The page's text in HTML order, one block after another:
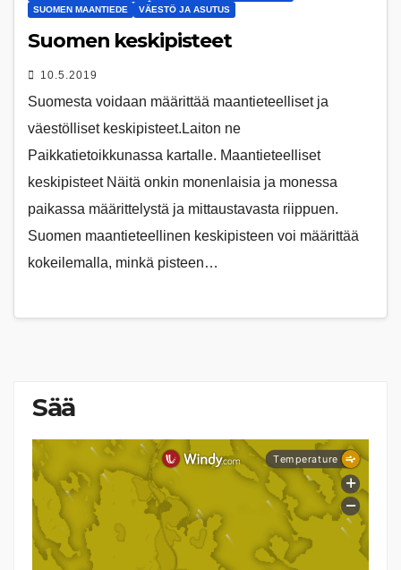
SUOMEN MAANTIEDE
VÄESTÖ JA ASUTUS
Suomen keskipisteet
10.5.2019
Suomesta voidaan määrittää maantieteelliset ja
väestölliset keskipisteet.Laiton ne
Paikkatietoikkunassa kartalle. Maantieteelliset
keskipisteet Näitä onkin monenlaisia ja monessa
paikassa määrittelystä ja mittaustavasta riippuen.
Suomen maantieteellinen keskipisteen voi määrittää
kokeilemalla, minkä pisteen…
Sää